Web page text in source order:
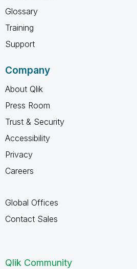
Glossary
Training
Support
Company
About Qlik
Press Room
Trust & Security
Accessibility
Privacy
Careers
Global Offices
Contact Sales
Qlik Community